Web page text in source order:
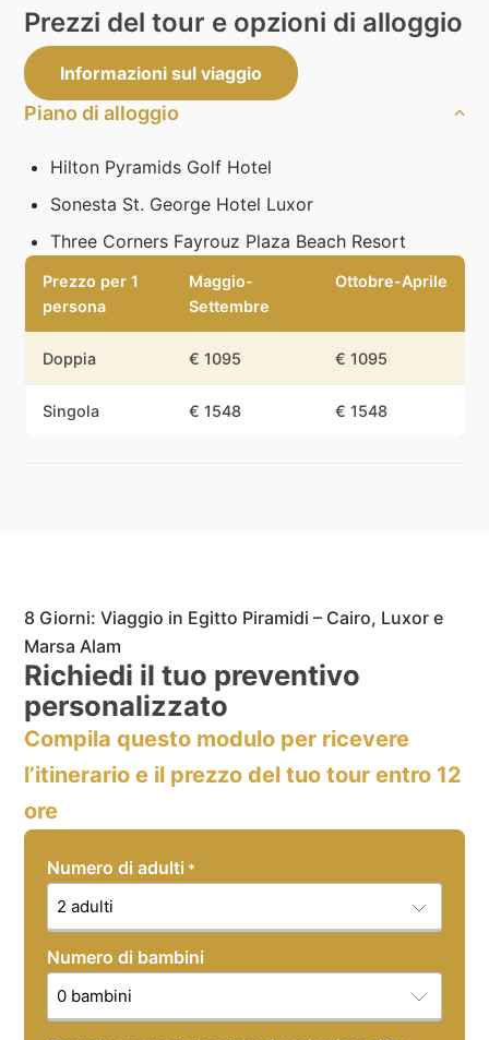
Prezzi del tour e opzioni di alloggio
Informazioni sul viaggio
Piano di alloggio
Hilton Pyramids Golf Hotel
Sonesta St. George Hotel Luxor
Three Corners Fayrouz Plaza Beach Resort
Prezzo per 1
persona
Maggio-
Settembre
Ottobre-Aprile
Doppia € 1095 € 1095
Singola € 1548 € 1548
8 Giorni: Viaggio in Egitto Piramidi – Cairo, Luxor e
Marsa Alam
Richiedi il tuo preventivo
personalizzato
Compila questo modulo per ricevere
l’itinerario e il prezzo del tuo tour entro 12
ore
Numero di adulti *
Numero di bambini